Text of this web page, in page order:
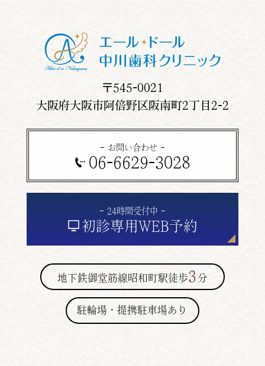
〒545-0021
大阪府大阪市阿倍野区阪南町2丁目2-2
お問い合わせ
06-6629-3028
24時間受付中
初診専用WEB予約
地下鉄御堂筋線昭和町駅徒歩3分
駐輪場・提携駐車場あり